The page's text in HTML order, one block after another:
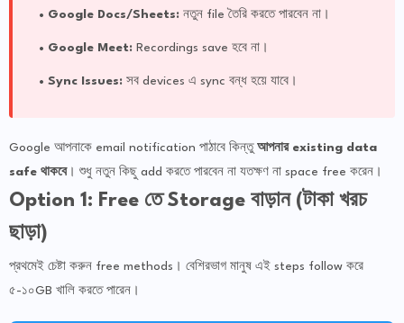
Google Docs/Sheets: নতুন file তৈরি করতে পারবেন না।
Google Meet: Recordings save হবে না।
Sync Issues: সব devices এ sync বন্ধ হয়ে যাবে।
Google আপনাকে email notification পাঠাবে কিন্তু আপনার existing data
safe থাকবে। শুধু নতুন কিছু add করতে পারবেন না যতক্ষণ না space free করেন।
Option 1: Free তে Storage বাড়ান (টাকা খরচ
ছাড়া)
প্রথমেই চেষ্টা করুন free methods। বেশিরভাগ মানুষ এই steps follow করে
৫-১০GB খালি করতে পারেন।